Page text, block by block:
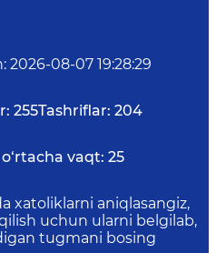
: 2026-08-07 19:28:29
255Tashriflar: 204
vaqt: 25
xatoliklarni aniqlasangiz,
uchun ularni belgilab,
tugmani bosing